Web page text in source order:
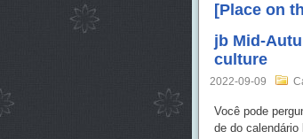
[Place on
jb Mid-
culture
2022-09-09
Você pode
de do calendário